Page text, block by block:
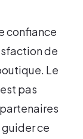
confiance
de
Le
pas
ce